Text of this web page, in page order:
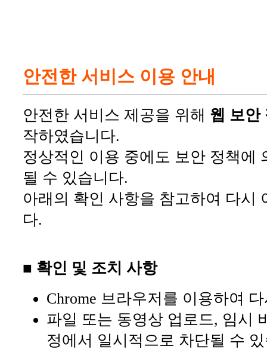
안전한 서비스 이용 안내
안전한 서비스 제공을 위해 웹 보안
작하였습니다.
정상적인 이용 중에도 보안 정책에
될 수 있습니다.
아래의 확인 사항을 참고하여 다시
다.
■ 확인 및 조치 사항
Chrome 브라우저를 이용하여
파일 또는 동영상 업로드, 임시
정에서 일시적으로 차단될 수